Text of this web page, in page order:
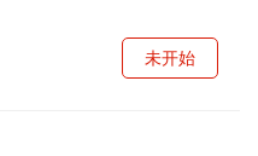
未开始